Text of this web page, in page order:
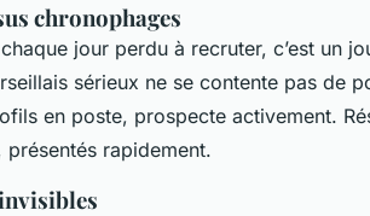
chronophages
jour perdu à recruter, c’est un
sérieux ne se contente pas de
en poste, prospecte activement.
rapidement.